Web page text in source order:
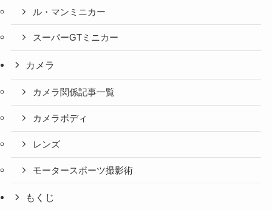
ル・マンミニカー
スーパーGTミニカー
カメラ
カメラ関係記事一覧
カメラボディ
レンズ
モータースポーツ撮影術
もくじ